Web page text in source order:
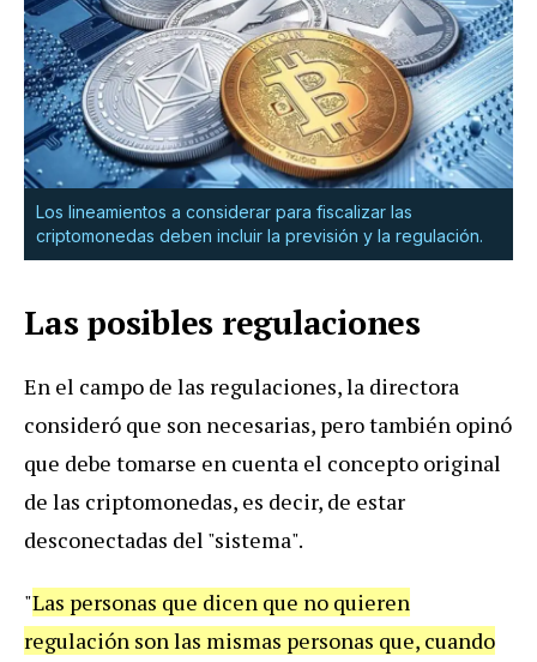
Los lineamientos a considerar para fiscalizar las
criptomonedas deben incluir la previsión y la regulación.
Las posibles regulaciones
En el campo de las regulaciones, la directora
consideró que son necesarias, pero también opinó
que debe tomarse en cuenta el concepto original
de las criptomonedas, es decir, de estar
desconectadas del "sistema".
"Las personas que dicen que no quieren
regulación son las mismas personas que, cuando